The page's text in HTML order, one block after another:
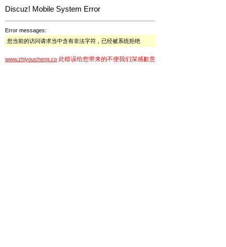
Discuz! Mobile System Error
Error messages:
您当前的访问请求当中含有非法字符，已经被系统拒绝
www.zhiyoucheng.co 此错误给您带来的不便我们深感歉意